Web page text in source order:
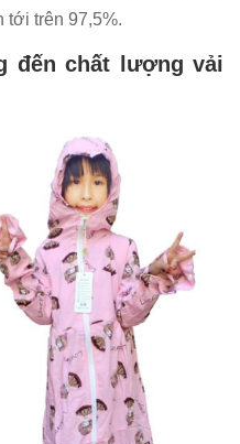
tới trên 97,5%.
đến chất lượng vải